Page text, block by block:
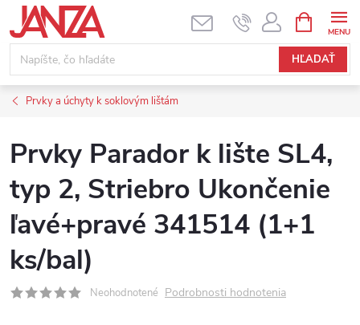
Prejsť na obsah
HĽADAŤ
Prvky a úchyty k soklovým lištám
Prvky Parador k lište SL4,
typ 2, Striebro Ukončenie
ľavé+pravé 341514 (1+1
ks/bal)
Neohodnotené Podrobnosti hodnotenia